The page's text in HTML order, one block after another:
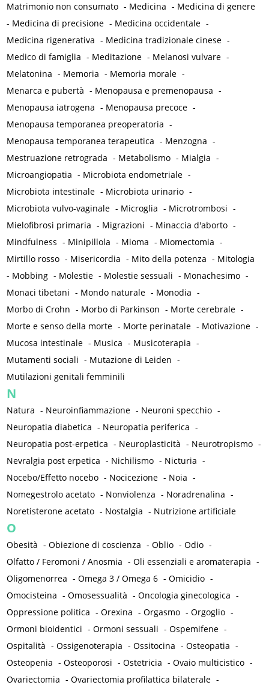
Matrimonio non consumato - Medicina - Medicina di genere
- Medicina di precisione - Medicina occidentale -
Medicina rigenerativa - Medicina tradizionale cinese -
Medico di famiglia - Meditazione - Melanosi vulvare -
Melatonina - Memoria - Memoria morale -
Menarca e pubertà - Menopausa e premenopausa -
Menopausa iatrogena - Menopausa precoce -
Menopausa temporanea preoperatoria -
Menopausa temporanea terapeutica - Menzogna -
Mestruazione retrograda - Metabolismo - Mialgia -
Microangiopatia - Microbiota endometriale -
Microbiota intestinale - Microbiota urinario -
Microbiota vulvo-vaginale - Microglia - Microtrombosi -
Mielofibrosi primaria - Migrazioni - Minaccia d'aborto -
Mindfulness - Minipillola - Mioma - Miomectomia -
Mirtillo rosso - Misericordia - Mito della potenza - Mitologia
- Mobbing - Molestie - Molestie sessuali - Monachesimo -
Monaci tibetani - Mondo naturale - Monodia -
Morbo di Crohn - Morbo di Parkinson - Morte cerebrale -
Morte e senso della morte - Morte perinatale - Motivazione -
Mucosa intestinale - Musica - Musicoterapia -
Mutamenti sociali - Mutazione di Leiden -
Mutilazioni genitali femminili
N
Natura - Neuroinfiammazione - Neuroni specchio -
Neuropatia diabetica - Neuropatia periferica -
Neuropatia post-erpetica - Neuroplasticità - Neurotropismo -
Nevralgia post erpetica - Nichilismo - Nicturia -
Nocebo/Effetto nocebo - Nocicezione - Noia -
Nomegestrolo acetato - Nonviolenza - Noradrenalina -
Noretisterone acetato - Nostalgia - Nutrizione artificiale
O
Obesità -Obiezione di coscienza -Oblio -Odio -
Olfatto / Feromoni / Anosmia -Oli essenziali e aromaterapia -
Oligomenorrea -Omega 3 / Omega 6 -Omicidio -
Omocisteina -Omosessualità -Oncologia ginecologica -
Oppressione politica -Orexina -Orgasmo -Orgoglio -
Ormoni bioidentici -Ormoni sessuali -Ospemifene -
Ospitalità -Ossigenoterapia -Ossitocina -Osteopatia -
Osteopenia -Osteoporosi -Ostetricia -Ovaio multicistico -
Ovariectomia -Ovariectomia profilattica bilaterale -